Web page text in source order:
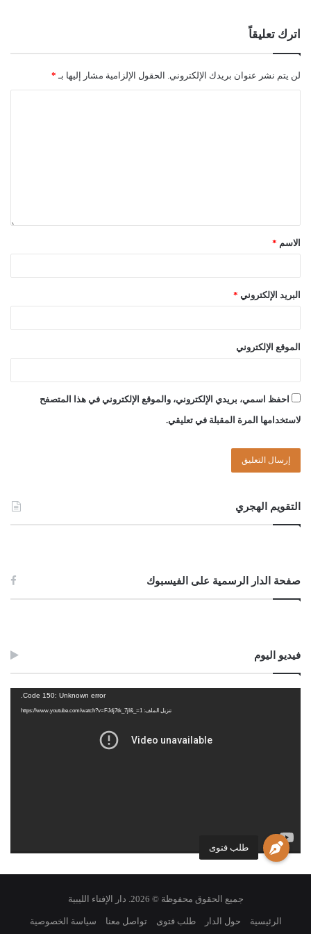
طلب فتوى
لجنة الفتوى بدار الإفتاء:
مفتي عام ليبيا
27//09//2021م
اترك تعليقاً
لن يتم نشر عنوان بريدك الإلكتروني. الحقول الإلزامية مشار إليها بـ *
الاسم *
البريد الإلكتروني *
الموقع الإلكتروني
احفظ اسمي، بريدي الإلكتروني، والموقع الإلكتروني في هذا المتصفح
لاستخدامها المرة المقبلة في تعليقي.
التقويم الهجري
صفحة الدار الرسمية على الفيسبوك
فيديو اليوم
Code 150: Unknown error.
تنزيل الملف: https://www.youtube.com/watch?v=FJdj7tk_7jI&_=1
جميع الحقوق محفوظة © 2026. دار الإفتاء الليبية
الرئيسية حول الدار طلب فتوى تواصل معنا سياسة الخصوصية